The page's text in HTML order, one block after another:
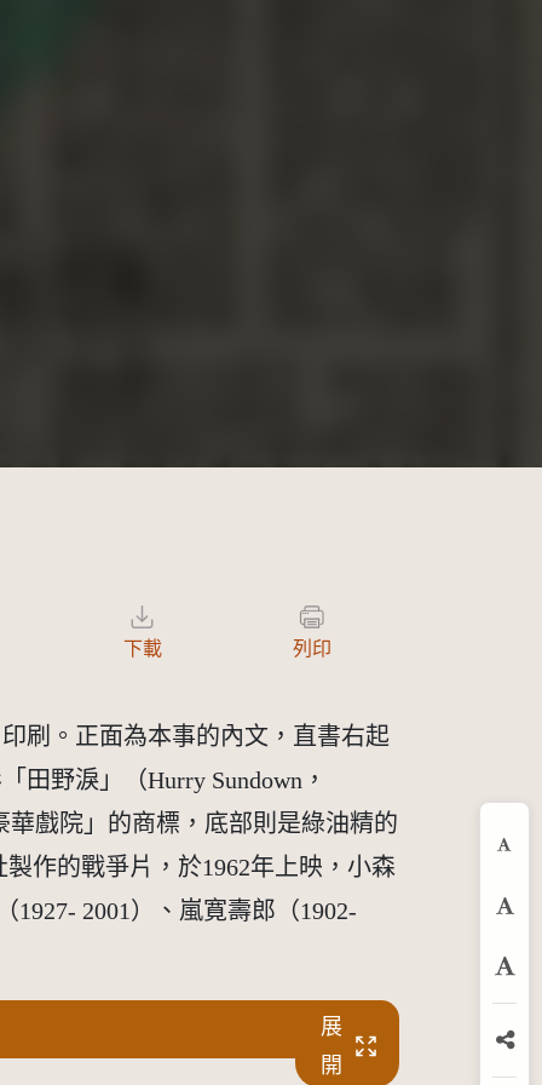
下載 列印
刷。正面為本事的內文，直書右起
野淚」（Hurry Sundown，
華戲院」的商標，底部則是綠油精的
作的戰爭片，於1962年上映，小森
2001）、嵐寛壽郎（1902-
展
開
放
分